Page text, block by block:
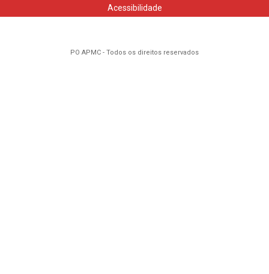
Acessibilidade
PO APMC - Todos os direitos reservados